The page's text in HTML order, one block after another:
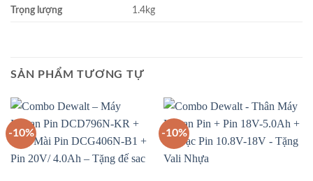
Trọng lượng 1.4kg
SẢN PHẨM TƯƠNG TỰ
-10% -10%